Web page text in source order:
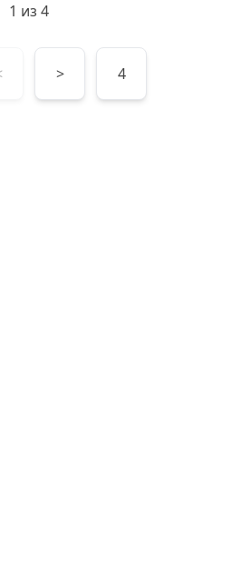
1 из 4
> 4